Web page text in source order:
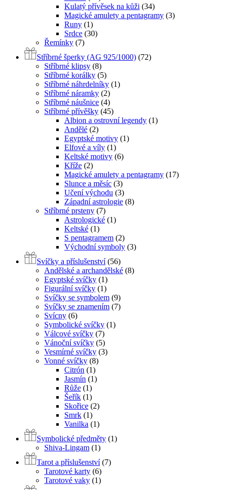
Kulatý přívěsek na kůži (34)
Magické amulety a pentagramy (3)
Runy (1)
Srdce (30)
Řemínky (7)
Stříbrné šperky (AG 925/1000) (72)
Stříbrné klipsy (8)
Stříbrné korálky (5)
Stříbrné náhrdelníky (1)
Stříbrné náramky (2)
Stříbrné náušnice (4)
Stříbrné přívěšky (45)
Albion a ostrovní legendy (1)
Andělé (2)
Egyptské motivy (1)
Elfové a víly (1)
Keltské motivy (6)
Kříže (2)
Magické amulety a pentagramy (17)
Slunce a měsíc (3)
Učení východu (3)
Západní astrologie (8)
Stříbrné prsteny (7)
Astrologické (1)
Keltské (1)
S pentagramem (2)
Východní symboly (3)
Svíčky a příslušenství (56)
Andělské a archandělské (8)
Egyptské svíčky (1)
Figurální svíčky (1)
Svíčky se symbolem (9)
Svíčky se znamením (7)
Svícny (6)
Symbolické svíčky (1)
Válcové svíčky (7)
Vánoční svíčky (5)
Vesmírné svíčky (3)
Vonné svíčky (8)
Citrón (1)
Jasmín (1)
Růže (1)
Šeřík (1)
Skořice (2)
Smrk (1)
Vanilka (1)
Symbolické předměty (1)
Shiva-Lingam (1)
Tarot a příslušenství (7)
Tarotové karty (6)
Tarotové vaky (1)